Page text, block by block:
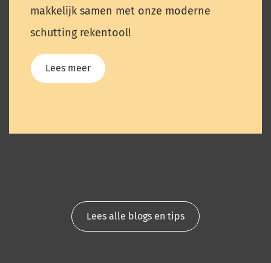
makkelijk samen met onze moderne
schutting rekentool!
Lees meer
Lees alle blogs en tips